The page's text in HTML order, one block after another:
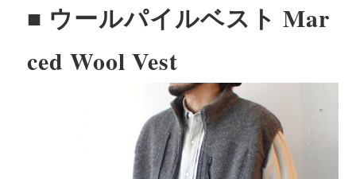
■ ウールパイルベスト Mar
ced Wool Vest